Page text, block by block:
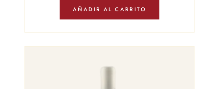
AÑADIR AL CARRITO